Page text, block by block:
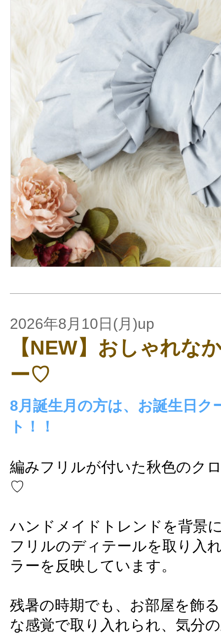
2026年8月10日(月)up
【NEW】おしゃれな
ー♡
8月誕生月の方は、お誕生日ク
ト！！
編みフリルが付いた秋色のク
♡
ハンドメイドトレンドを背景
フリルのディテールを取り入
ラーを反映しています。
残暑の時期でも、お部屋を飾
な感覚で取り入れられ、気分